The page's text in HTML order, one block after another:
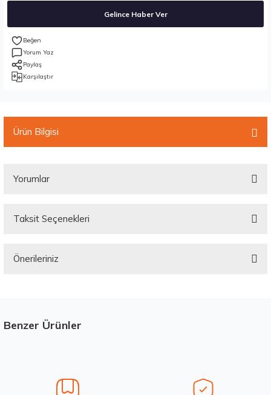
Gelince Haber Ver
Yorum Yaz
Paylaş
Karşılaştır
Ürün Bilgisi
Yorumlar
Taksit Seçenekleri
Önerileriniz
Görüş ve önerileriniz için teşekkür ederiz.
Ürün bilgilerinde hatalar bulunuyor.
Benzer Ürünler